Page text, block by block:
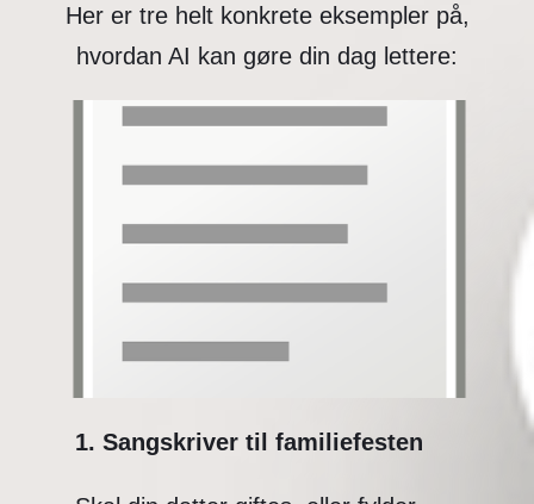
Her er tre helt konkrete eksempler på,
hvordan AI kan gøre din dag lettere:
1. Sangskriver til familiefesten